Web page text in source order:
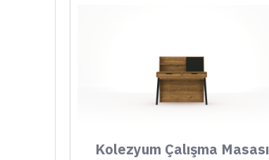
Kolezyum Çalışma Masası